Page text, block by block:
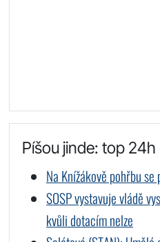
Píšou jinde: top 24h
Na Knížákově pohřbu
SOSP vystavuje vládě
kvůli dotacím nelze